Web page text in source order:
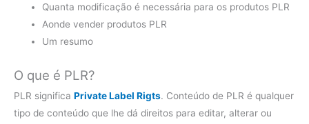
Quanta modificação é necessária para os produtos PLR
Aonde vender produtos PLR
Um resumo
O que é PLR?
PLR significa Private Label Rigts. Conteúdo de PLR ​​é qualquer
tipo de conteúdo que lhe dá direitos para editar, alterar ou